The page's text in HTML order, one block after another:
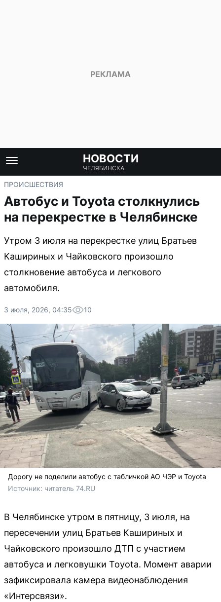
НОВОСТИ
ЧЕЛЯБИНСКА
ПРОИСШЕСТВИЯ
Автобус и Toyota столкнулись
на перекрестке в Челябинске
Утром 3 июля на перекрестке улиц Братьев
Кашириных и Чайковского произошло
столкновение автобуса и легкового
автомобиля.
3 июля, 2026, 04:35 10
Дорогу не поделили автобус с табличкой АО ЧЭР и Toyota
Источник: читатель 74.RU
В Челябинске утром в пятницу, 3 июля, на
пересечении улиц Братьев Кашириных и
Чайковского произошло ДТП с участием
автобуса и легковушки Toyota. Момент аварии
зафиксировала камера видеонаблюдения
«Интерсвязи».